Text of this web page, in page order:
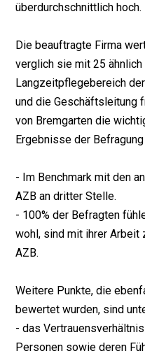
überdurchschnittlich hoch.
Die beauftragte Firma
verglich sie mit 25
Langzeitpflegebereich
und die Geschäftsleitung
von Bremgarten die
Ergebnisse der
- Im Benchmark mit den
AZB an dritter Stelle.
- 100% der Befragten
wohl, sind mit ihrer
AZB.
Weitere Punkte, die
bewertet wurden, sind
- das
Personen sowie deren